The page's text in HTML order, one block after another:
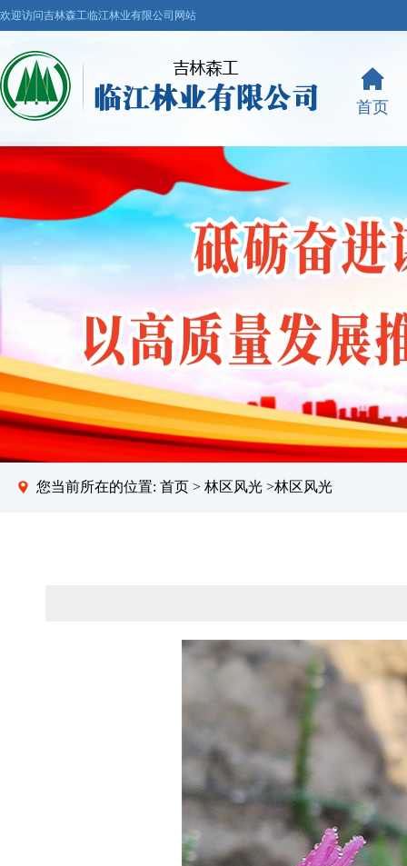
欢迎访问吉林森工临江林业有限公司网站
首页
您当前所在的位置: 首页 > 林区风光 >林区风光